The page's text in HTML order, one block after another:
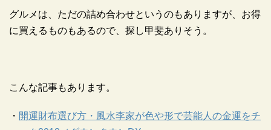
グルメは、ただの詰め合わせというのもありますが、お得
に買えるものもあるので、探し甲斐ありそう。
こんな記事もあります。
・ 開運財布選び方・風水李家が色や形で芸能人の金運をチ